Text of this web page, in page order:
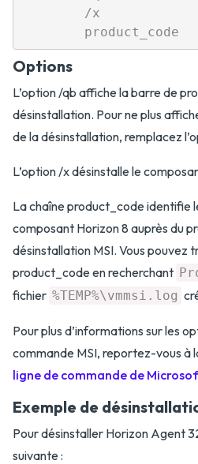
        /x
Options
L’option /qb affiche la barre de
désinstallation. Pour ne plus
de la désinstallation, remplacez
L’option /x désinstalle le
La chaîne product_code identifie
composant Horizon 8 auprès du
désinstallation MSI. Vous pouvez
product_code en recherchant
fichier %TEMP%\vmmsi.log
Pour plus d’informations sur les
commande MSI, reportez-vous à
ligne de commande de
Exemple de
Pour désinstaller Horizon Agent
suivante :